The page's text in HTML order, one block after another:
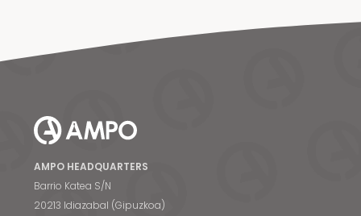
AMPO HEADQUARTERS
Barrio Katea S/N
20213 Idiazabal (Gipuzkoa)